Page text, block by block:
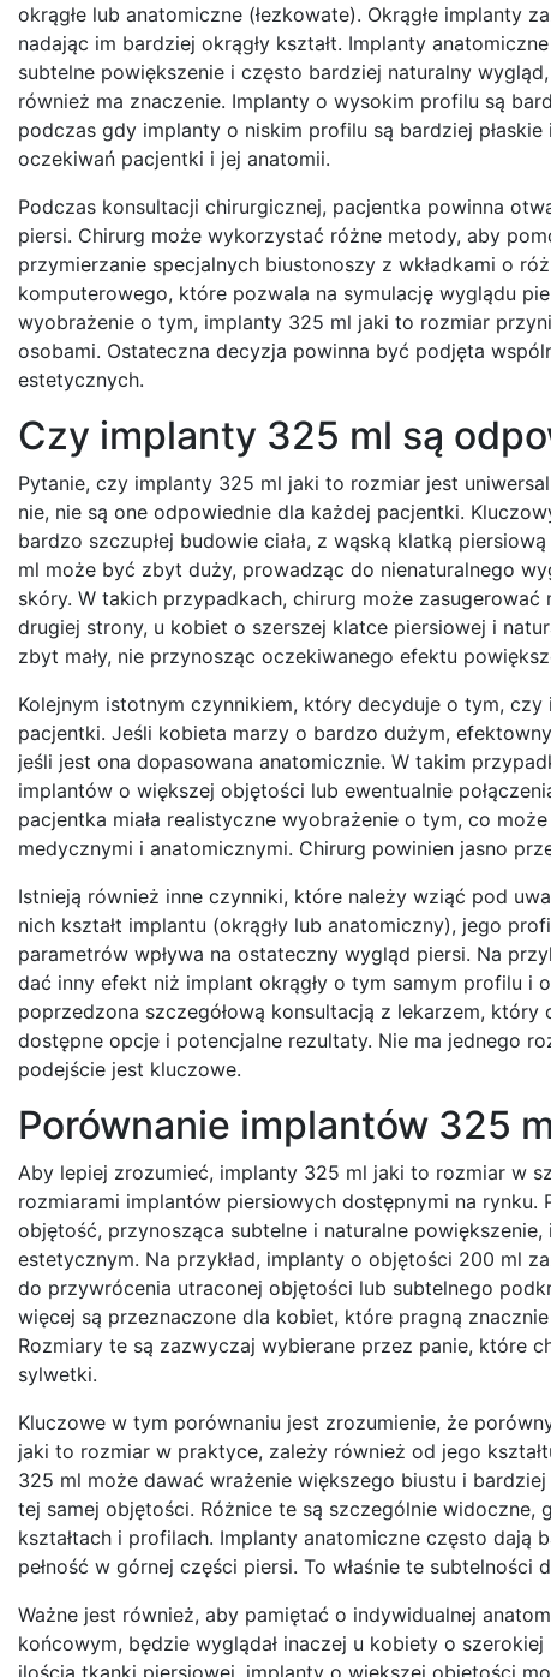
okrągłe lub anatomiczne (łezkowate). Okrągłe implanty
nadając im bardziej okrągły kształt. Implanty
subtelne powiększenie i często bardziej naturalny
również ma znaczenie. Implanty o wysokim profilu są
podczas gdy implanty o niskim profilu są bardziej
oczekiwań pacjentki i jej anatomii.
Podczas konsultacji chirurgicznej, pacjentka powinna
piersi. Chirurg może wykorzystać różne metody, aby
przymierzanie specjalnych biustonoszy z wkładkami o
komputerowego, które pozwala na symulację wyglądu
wyobrażenie o tym, implanty 325 ml jaki to rozmiar
osobami. Ostateczna decyzja powinna być podjęta
estetycznych.
Czy implanty 325 ml są
Pytanie, czy implanty 325 ml jaki to rozmiar jest
nie, nie są one odpowiednie dla każdej pacjentki.
bardzo szczupłej budowie ciała, z wąską klatką
ml może być zbyt duży, prowadząc do nienaturalnego
skóry. W takich przypadkach, chirurg może
drugiej strony, u kobiet o szerszej klatce piersiowej i
zbyt mały, nie przynosząc oczekiwanego efektu
Kolejnym istotnym czynnikiem, który decyduje o tym,
pacjentki. Jeśli kobieta marzy o bardzo dużym,
jeśli jest ona dopasowana anatomicznie. W takim
implantów o większej objętości lub ewentualnie
pacjentka miała realistyczne wyobrażenie o tym, co
medycznymi i anatomicznymi. Chirurg powinien jasno
Istnieją również inne czynniki, które należy wziąć pod
nich kształt implantu (okrągły lub anatomiczny), jego
parametrów wpływa na ostateczny wygląd piersi. Na
dać inny efekt niż implant okrągły o tym samym profilu
poprzedzona szczegółową konsultacją z lekarzem,
dostępne opcje i potencjalne rezultaty. Nie ma jednego
podejście jest kluczowe.
Porównanie implantów 325
Aby lepiej zrozumieć, implanty 325 ml jaki to rozmiar w
rozmiarami implantów piersiowych dostępnymi na
objętość, przynosząca subtelne i naturalne
estetycznym. Na przykład, implanty o objętości 200 ml
do przywrócenia utraconej objętości lub subtelnego
więcej są przeznaczone dla kobiet, które pragną
Rozmiary te są zazwyczaj wybierane przez panie, które
sylwetki.
Kluczowe w tym porównaniu jest zrozumienie, że
jaki to rozmiar w praktyce, zależy również od jego
325 ml może dawać wrażenie większego biustu i
tej samej objętości. Różnice te są szczególnie
kształtach i profilach. Implanty anatomiczne często dają
pełność w górnej części piersi. To właśnie te
Ważne jest również, aby pamiętać o indywidualnej
końcowym, będzie wyglądał inaczej u kobiety o
ilością tkanki piersiowej, implanty o większej objętości